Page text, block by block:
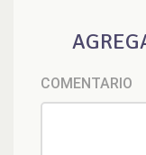
COMENTARIO